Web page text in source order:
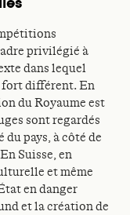
privilégié à
dans lequel
fort différent. En
du Royaume est
sont regardés
du pays, à côté de
Suisse, en
et même
en danger
et la création de